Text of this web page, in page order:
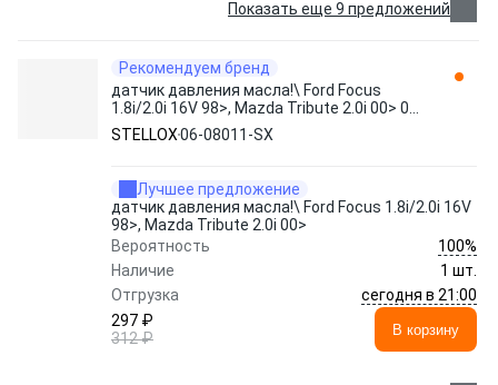
Показать еще 9 предложений
Рекомендуем бренд
датчик давления масла!\ Ford Focus
1.8i/2.0i 16V 98>, Mazda Tribute 2.0i 00> 06-
08011-SX STELLOX
STELLOX06-08011-SX
Лучшее предложение
датчик давления масла!\ Ford Focus 1.8i/2.0i 16V
98>, Mazda Tribute 2.0i 00>
Вероятность
100%
Наличие
1 шт.
Отгрузка
сегодня в 21:00
297 ₽
312 ₽
В корзину